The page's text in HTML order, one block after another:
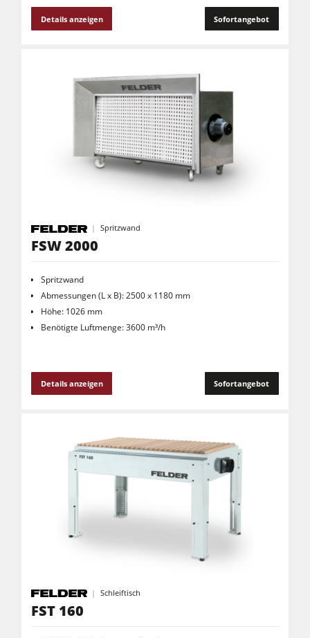
Details anzeigen Sofortangebot
Spritzwand
FSW 2000
Spritzwand
Abmessungen (L x B): 2500 x 1180 mm
Höhe: 1026 mm
Benötigte Luftmenge: 3600 m³/h
Details anzeigen Sofortangebot
Schleiftisch
FST 160